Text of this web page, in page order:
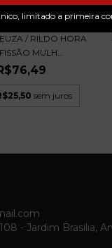
limitado a primeira
/ RILDO HORA
MULH...
sem juros
- Jardim Brasilia,